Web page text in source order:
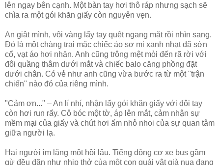
lên ngay bên cạnh. Một bàn tay hơi thô ráp nhưng sạch sẽ
chìa ra một gói khăn giấy còn nguyên vẹn.
An giật mình, vội vàng lấy tay quệt ngang mặt rồi nhìn sang.
Đó là một chàng trai mặc chiếc áo sơ mi xanh nhạt đã sờn
cổ, vạt áo hơi nhăn. Anh cũng trông mệt mỏi đến rã rời với
đôi quầng thâm dưới mắt và chiếc balo căng phồng đặt
dưới chân. Có vẻ như anh cũng vừa bước ra từ một "trận
chiến" nào đó của riêng mình.
"Cảm ơn..." – An lí nhí, nhận lấy gói khăn giấy với đôi tay
còn hơi run rẩy. Cô bóc một tờ, áp lên mắt, cảm nhận sự
mềm mại của giấy và chút hơi ấm nhỏ nhoi của sự quan tâm
giữa người lạ.
Hai người im lặng một hồi lâu. Tiếng động cơ xe bus gầm
gừ đều đặn như nhịp thở của một con quái vật già nua đang